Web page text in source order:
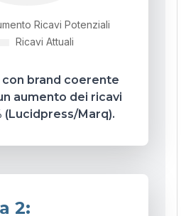
con brand coerente
aumento dei ricavi
(Lucidpress/Marq).
2: